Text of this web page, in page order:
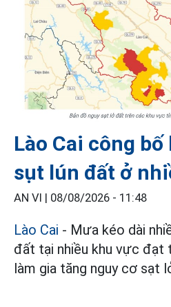
Lào Cai công
sụt lún đất ở
AN VI | 08/08/2026 - 11:48
Lào Cai - Mưa kéo dài
đất tại nhiều khu vực đạt
làm gia tăng nguy cơ sạt